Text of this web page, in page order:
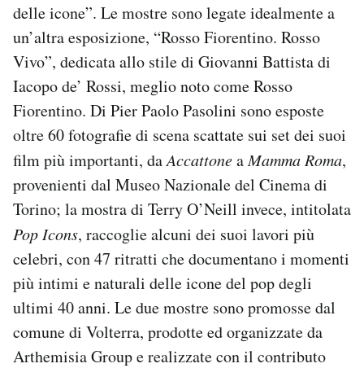
Area Personale
Newsletter
Regala il Post
Hai bisogno di aiuto?
Esci
delle icone”. Le mostre sono legate idealmente a
un’altra esposizione, “Rosso Fiorentino. Rosso
Vivo”, dedicata allo stile di Giovanni Battista di
Iacopo de’ Rossi, meglio noto come Rosso
Fiorentino. Di Pier Paolo Pasolini sono esposte
oltre 60 fotografie di scena scattate sui set dei suoi
film più importanti, daAccattoneaMamma Roma,
provenienti dal Museo Nazionale del Cinema di
Torino; la mostra di Terry O’Neill invece, intitolata
Pop Icons, raccoglie alcuni dei suoi lavori più
celebri, con 47 ritratti che documentano i momenti
più intimi e naturali delle icone del pop degli
ultimi 40 anni. Le due mostre sono promosse dal
comune di Volterra, prodotte ed organizzate da
Arthemisia Group e realizzate con il contributo